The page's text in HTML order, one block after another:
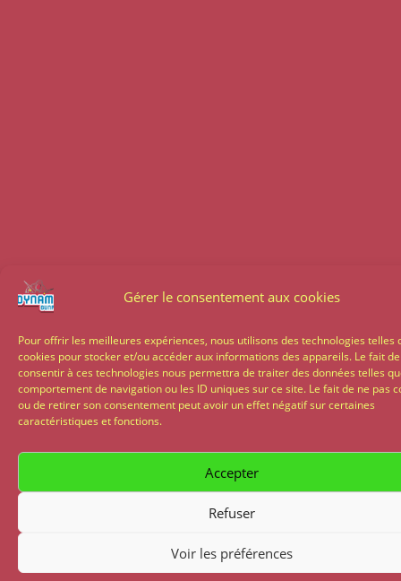
Gérer le consentement aux cookies
Pour offrir les meilleures expériences, nous utilisons des technologies telles
cookies pour stocker et/ou accéder aux informations des appareils. Le fait de
consentir à ces technologies nous permettra de traiter des données telles
comportement de navigation ou les ID uniques sur ce site. Le fait de ne pas
ou de retirer son consentement peut avoir un effet négatif sur certaines
caractéristiques et fonctions.
Accepter
Refuser
Voir les préférences